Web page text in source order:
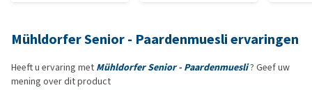
Mühldorfer Senior - Paardenmuesli ervaringen
Heeft u ervaring met Mühldorfer Senior - Paardenmuesli? Geef uw
mening over dit product